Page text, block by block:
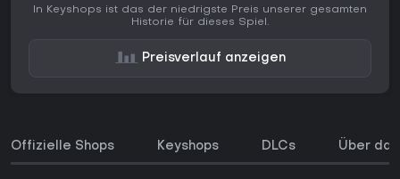
In Keyshops ist das der niedrigste Preis unserer gesamten
Historie für dieses Spiel.
Preisverlauf anzeigen
Offizielle Shops Keyshops DLCs Über